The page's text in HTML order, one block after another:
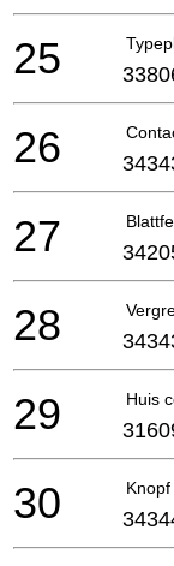
25
26
27
28
Huis
29
30